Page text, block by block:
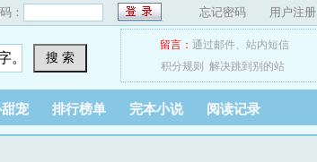
： 忘记密码 用户注册
搜 索
留言： 通过邮件、 站内短信
积分规则
解决跳到别的站
甜宠 排行榜单 完本小说 阅读记录